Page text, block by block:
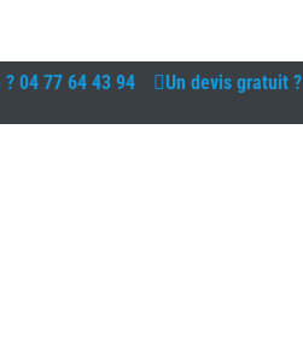
? 04 77 64 43 94 Un devis gratuit ?